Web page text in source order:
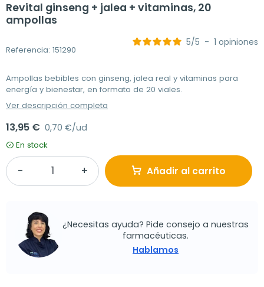
Revital ginseng + jalea + vitaminas, 20
ampollas
Referencia: 151290
5/5 - 1 opiniones
Ampollas bebibles con ginseng, jalea real y vitaminas para
energía y bienestar, en formato de 20 viales.
Ver descripción completa
13,95 € 0,70 €/ud
En stock
Añadir al carrito
¿Necesitas ayuda? Pide consejo a nuestras
farmacéuticas.
Hablamos